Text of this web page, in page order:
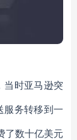
当时亚马逊突
服务转移到一
了数十亿美元